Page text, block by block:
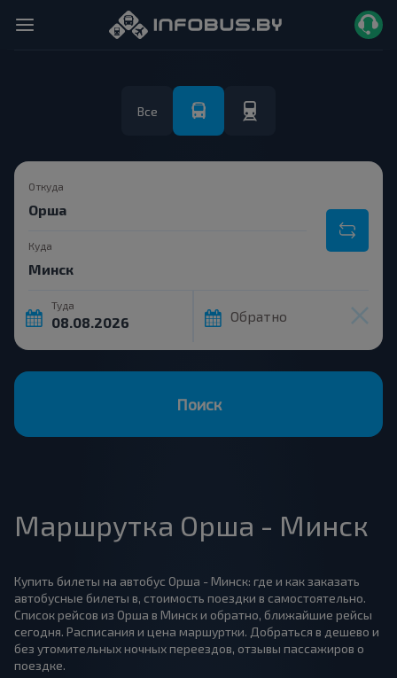
Все
Откуда
Куда
Туда
Обратно
Поиск
Маршрутка Орша - Минск
Купить билеты на автобус Орша - Минск: где и как заказать
автобусные билеты в, стоимость поездки в самостоятельно.
Список рейсов из Орша в Минск и обратно, ближайшие рейсы
сегодня. Расписания и цена маршуртки. Добраться в дешево и
без утомительных ночных переездов, отзывы пассажиров о
поездке.